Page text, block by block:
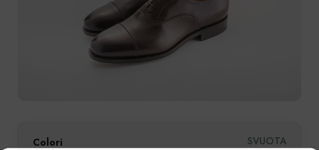
Colori SVUOTA